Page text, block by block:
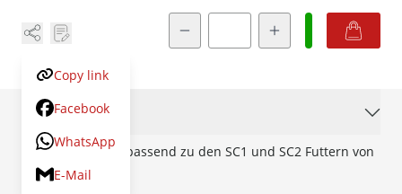
Copy link
Facebook
WhatsApp
E-Mail
Beschreibung
Pen Spannzange passend zu den SC1 und SC2 Futtern von
RECORD POWER.